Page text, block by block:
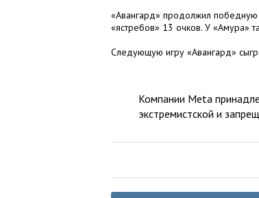
«Авангард» продолжил победную
«ястребов» 13 очков. У «Амура»
Следующую игру «Авангард»
Компании Meta
экстремистской и